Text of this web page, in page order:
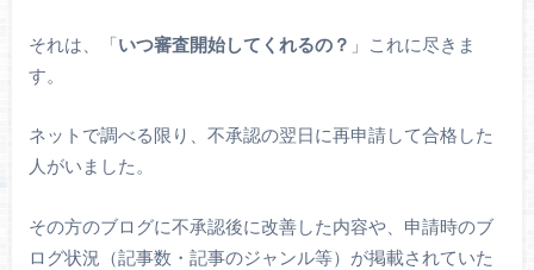
それは、「いつ審査開始してくれるの？ 」これに尽きま
す。
ネットで調べる限り、不承認の翌日に再申請して合格した
人がいました。
その方のブログに不承認後に改善した内容や、申請時のブ
ログ状況（記事数・記事のジャンル等）が掲載されていた